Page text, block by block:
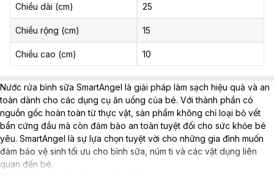
Nước rửa bình sữa SmartAngel là giải pháp làm sạch hiệu quả và an
toàn dành cho các dụng cụ ăn uống của bé. Với thành phần có
nguồn gốc hoàn toàn từ thực vật, sản phẩm không chỉ loại bỏ vết
bẩn cứng đầu mà còn đảm bảo an toàn tuyệt đối cho sức khỏe bé
yêu. SmartAngel là sự lựa chọn tuyệt vời cho những gia đình muốn
đảm bảo vệ sinh tối ưu cho bình sữa, núm ti và các vật dụng liên
quan đến bé.
Chiều dài (cm) 25
Chiều rộng (cm) 15
Chiều cao (cm) 10